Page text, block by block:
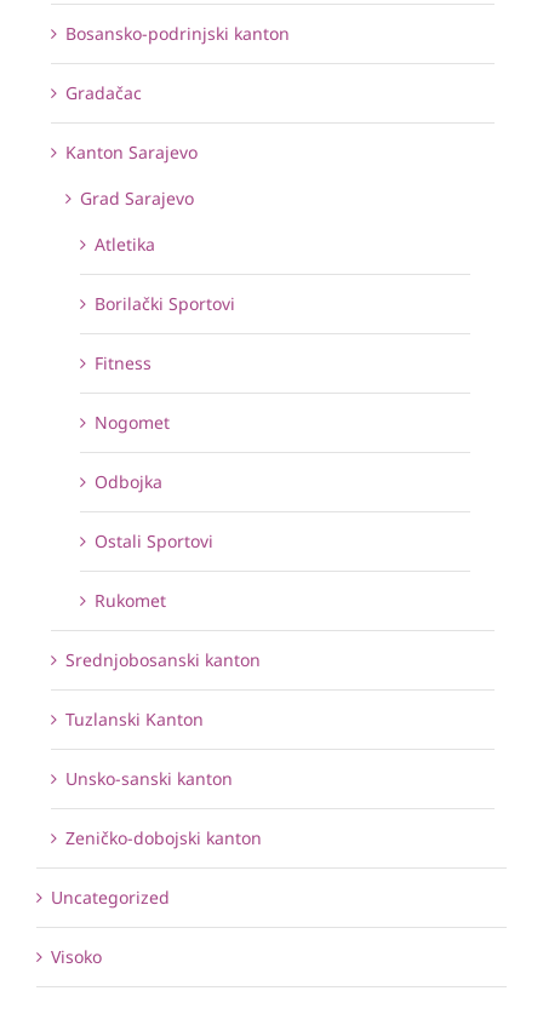
Bosansko-podrinjski kanton
Gradačac
Kanton Sarajevo
Grad Sarajevo
Atletika
Borilački Sportovi
Fitness
Nogomet
Odbojka
Ostali Sportovi
Rukomet
Srednjobosanski kanton
Tuzlanski Kanton
Unsko-sanski kanton
Zeničko-dobojski kanton
Uncategorized
Visoko